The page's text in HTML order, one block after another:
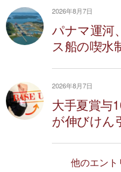
2026年8月7日
パナマ運河
ス船の喫水
2026年8月7日
大手夏賞与
が伸びけん
他のエン